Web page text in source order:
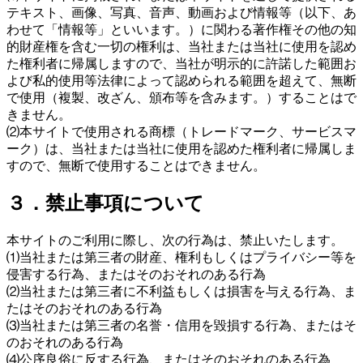
テキスト、画像、写真、音声、動画および情報等（以下、あ
わせて「情報等」といいます。）に関わる著作権その他の知
的財産権を含む一切の権利は、当社または当社に使用を認め
た権利者に帰属しますので、当社が明示的に許諾した範囲お
よび私的使用等法律によって認められる範囲を超えて、無断
で使用（複製、改ざん、頒布等を含みます。）することはで
きません。
⑵本サイトで使用される商標（トレードマーク、サービスマ
ーク）は、当社または当社に使用を認めた権利者に帰属しま
すので、無断で使用することはできません。
３．禁止事項について
本サイトのご利用に際し、次の行為は、禁止いたします。
⑴当社または第三者の財産、権利もしくはプライバシー等を
侵害する行為、またはそのおそれのある行為
⑵当社または第三者に不利益もしくは損害を与える行為、ま
たはそのおそれのある行為
⑶当社または第三者の名誉・信用を毀損する行為、またはそ
のおそれのある行為
⑷公序良俗に反する行為、またはそのおそれのある行為